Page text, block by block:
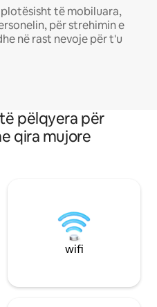
të mobiluara,
për strehimin e
në rast nevoje për t'u
pëlqyera për
qira mujore
wifi